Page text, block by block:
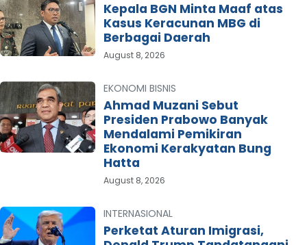
Kepala BGN Minta Maaf atas
Kasus Keracunan MBG di
Berbagai Daerah
August 8, 2026
EKONOMI BISNIS
Ahmad Muzani Sebut
Presiden Prabowo Banyak
Mendalami Pemikiran
Ekonomi Kerakyatan Bung
Hatta
August 8, 2026
INTERNASIONAL
Perketat Aturan Imigrasi,